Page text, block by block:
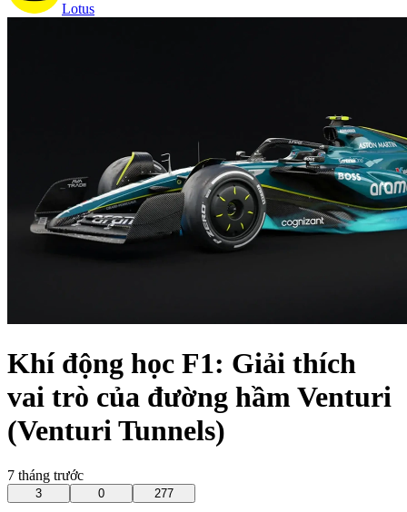
Lotus
Khí động học F1: Giải thích
vai trò của đường hầm Venturi
(Venturi Tunnels)
7 tháng trước
3 0 277